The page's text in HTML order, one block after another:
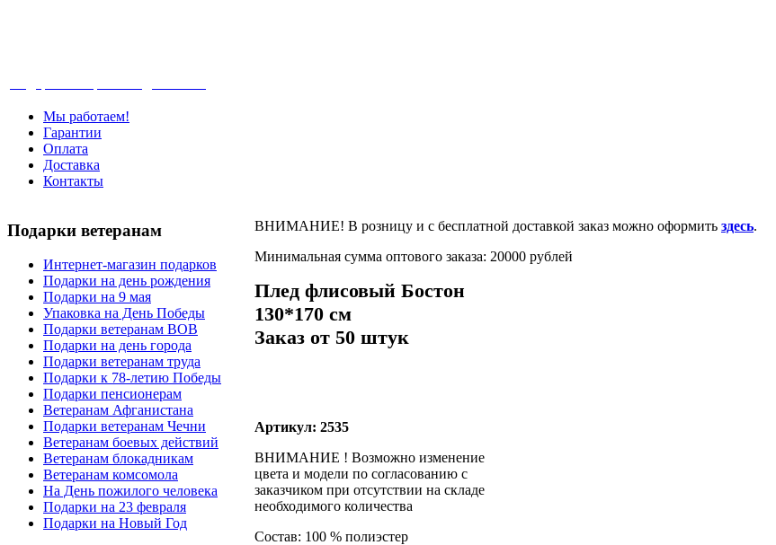
Мы работаем!
Гарантии
Оплата
Доставка
Контакты
ВНИМАНИЕ! В розницу и с бесплатной доставкой заказ можно оформить здесь.
Минимальная сумма оптового заказа: 20000 рублей
Плед флисовый Бостон
130*170 см
Заказ от 50 штук
Артикул: 2535
ВНИМАНИЕ ! Возможно изменение
цвета и модели по согласованию с
заказчиком при отсутствии на складе
необходимого количества
Состав: 100 % полиэстер
Подарки ветеранам
Интернет-магазин подарков
Подарки на день рождения
Подарки на 9 мая
Упаковка на День Победы
Подарки ветеранам ВОВ
Подарки на день города
Подарки ветеранам труда
Подарки к 78-летию Победы
Подарки пенсионерам
Ветеранам Афганистана
Подарки ветеранам Чечни
Ветеранам боевых действий
Ветеранам блокадникам
Ветеранам комсомола
На День пожилого человека
Подарки на 23 февраля
Подарки на Новый Год